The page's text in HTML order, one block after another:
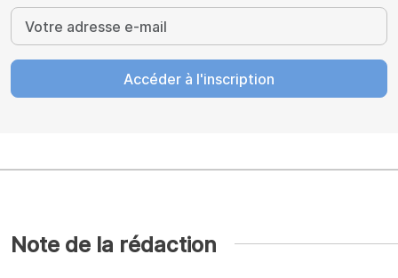
Accéder à l'inscription
Note de la rédaction